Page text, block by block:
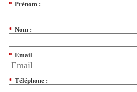
* Prénom :
* Nom :
* Email
* Téléphone :